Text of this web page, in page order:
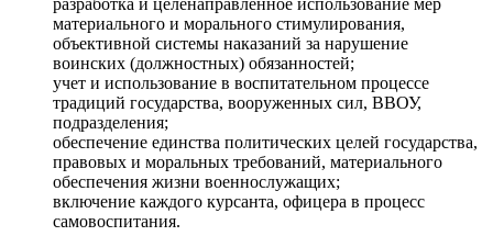
материального и морального стимулирования,
объективной системы наказаний за нарушение
воинских (должностных) обязанностей;
учет и использование в воспитательном процессе
традиций государства, вооруженных сил, ВВОУ,
подразделения;
обеспечение единства политических целей государства,
правовых и моральных требований, материального
обеспечения жизни военнослужащих;
включение каждого курсанта, офицера в процесс
самовоспитания.